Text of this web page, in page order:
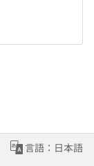
言語：日本語